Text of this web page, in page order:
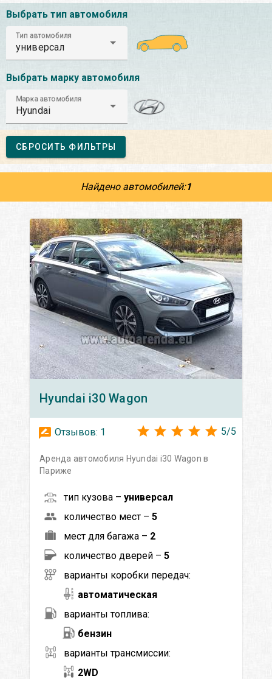
Выбрать тип автомобиля
Тип автомобиля
универсал
Выбрать марку автомобиля
Марка автомобиля
Hyundai
СБРОСИТЬ ФИЛЬТРЫ
Найдено автомобилей:1
Hyundai i30 Wagon
Отзывов: 1 5/5
Аренда автомобиля Hyundai i30 Wagon в
Париже
тип кузова – универсал
количество мест – 5
мест для багажа – 2
количество дверей – 5
варианты коробки передач:
автоматическая
варианты топлива:
бензин
варианты трансмиссии:
2WD